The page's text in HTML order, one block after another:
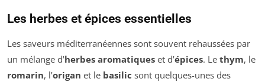
Les herbes et épices essentielles
Les saveurs méditerranéennes sont souvent rehaussées par
un mélange d’herbes aromatiques et d’épices. Le thym, le
romarin, l’origan et le basilic sont quelques-unes des